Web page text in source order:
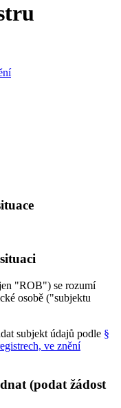
"ROB") se rozumí
osobě ("subjektu
subjekt údajů podle §
ve znění
(podat žádost